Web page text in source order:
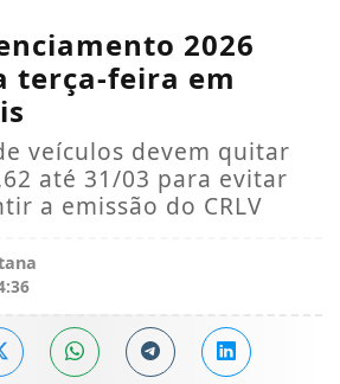
2026
terça-feira em
veículos devem quitar
até 31/03 para evitar
a emissão do CRLV